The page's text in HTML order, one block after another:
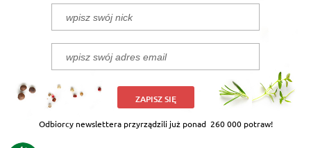
ZAPISZ SIĘ
Odbiorcy newslettera przyrządzili już ponad 260 000 potraw!